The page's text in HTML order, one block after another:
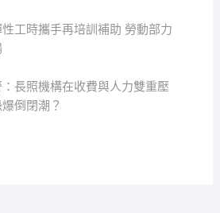
工時攜手再培訓補助 勞動部力
長照機構在收費與人力雙重壓
倒閉潮？